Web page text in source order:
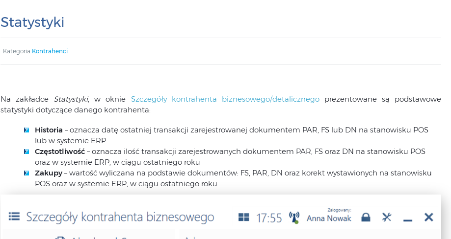
Statystyki
Kategoria Kontrahenci
Na zakładce Statystyki, w oknie Szczegóły kontrahenta biznesowego/detalicznegoprezentowane są podstawowe
statystyki dotyczące danego kontrahenta:
Historia– oznacza datę ostatniej transakcji zarejestrowanej dokumentem PAR, FS lub DN na stanowisku POS
lub w systemie ERP
Częstotliwość– oznacza ilość transakcji zarejestrowanych dokumentem PAR, FS oraz DN na stanowisku POS
oraz w systemie ERP, w ciągu ostatniego roku
Zakupy– wartość wyliczana na podstawie dokumentów: FS, PAR, DN oraz korekt wystawionych na stanowisku
POS oraz w systemie ERP, w ciągu ostatniego roku